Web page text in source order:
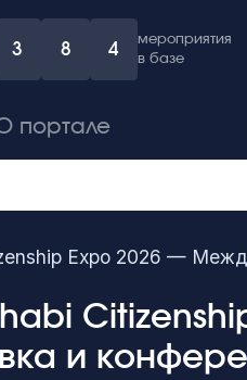
3 8 4
мероприятия
в базе
портале
Expo 2026 —
и